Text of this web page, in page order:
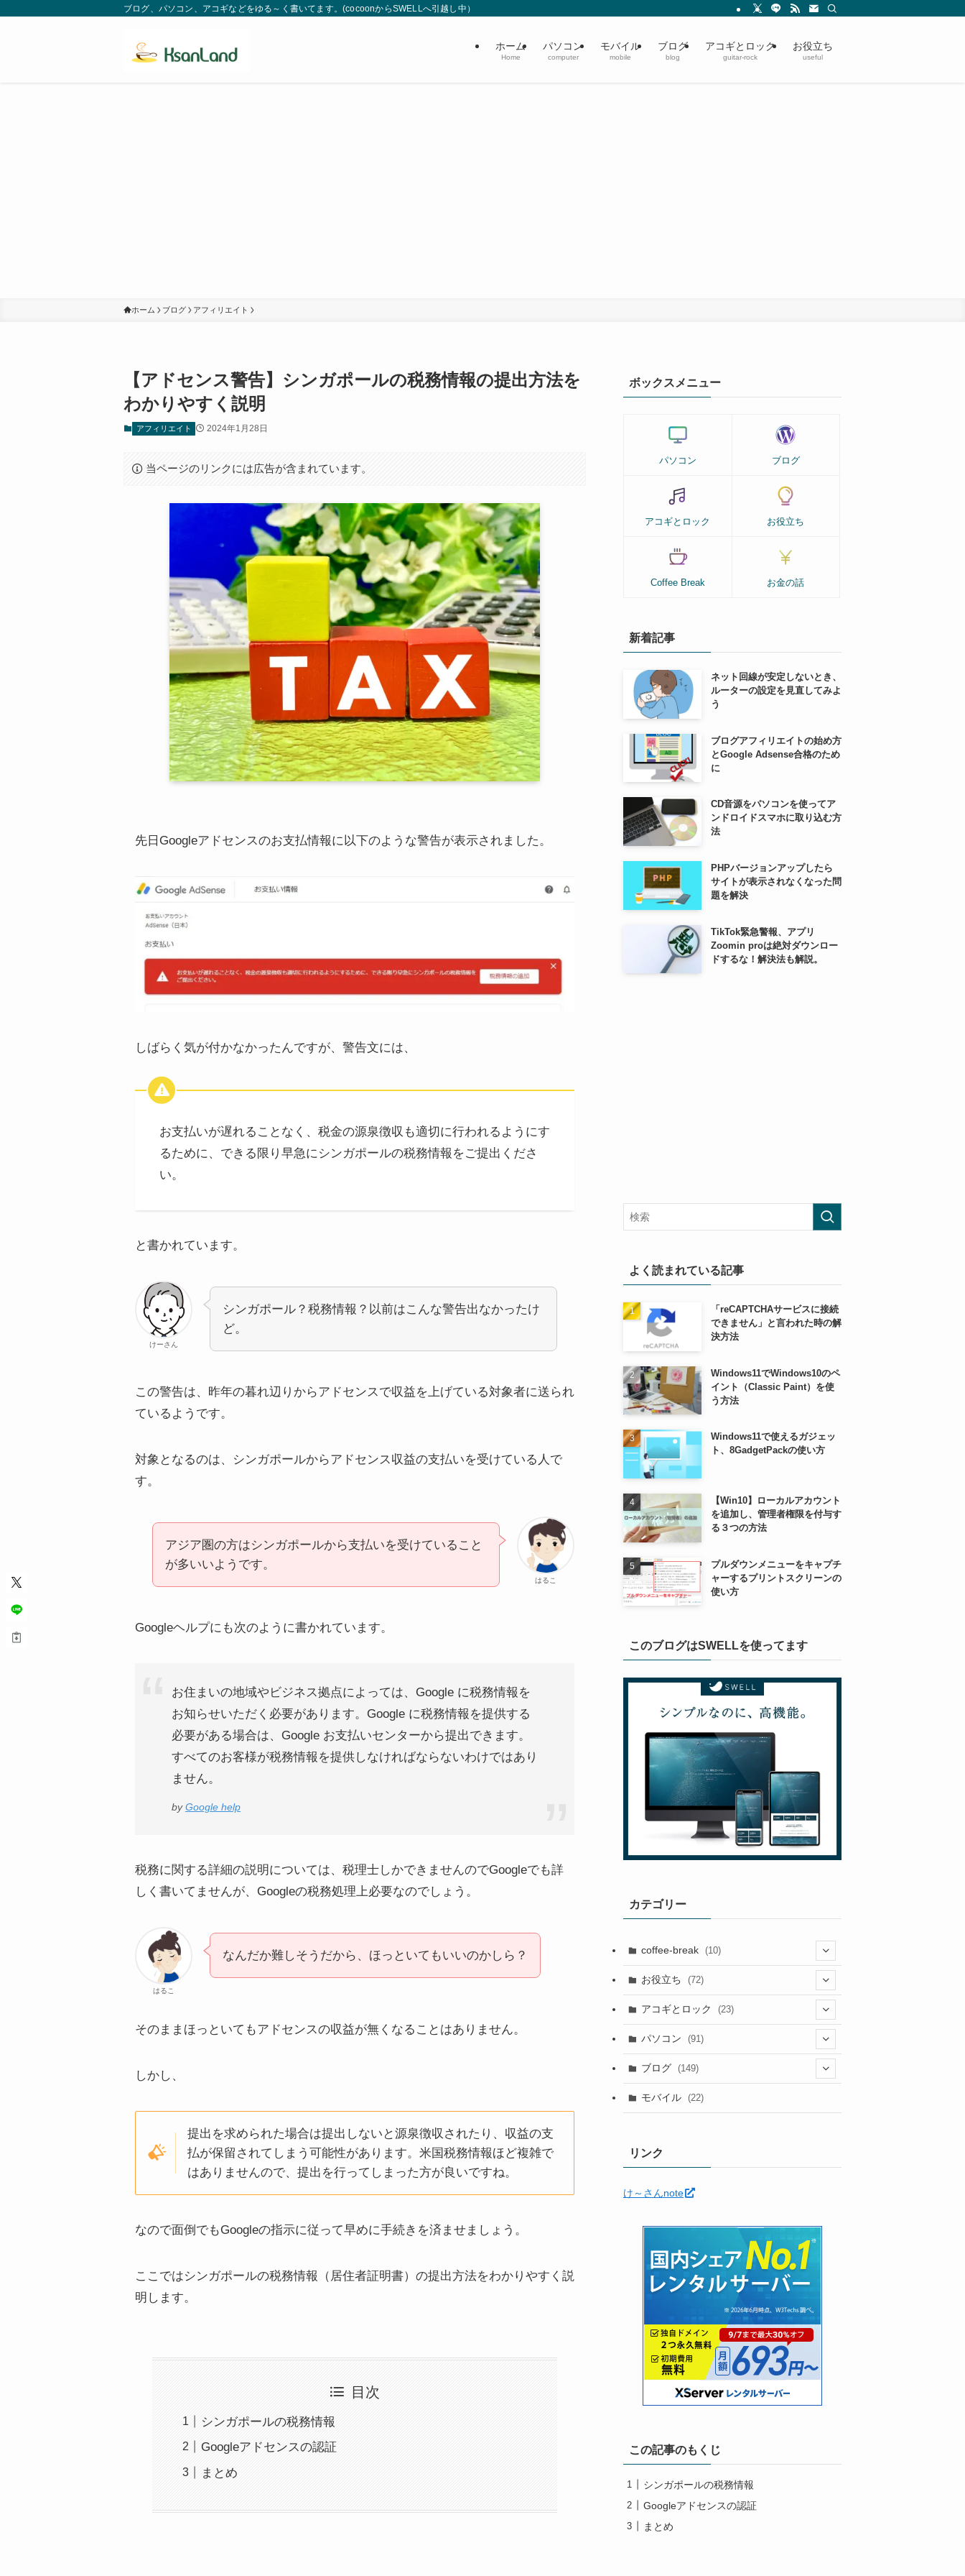
ブログ、パソコン、アコギなどをゆる～く書いてます。(cocoonからSWELLへ引越し中）
ホーム
Home
パソコン
computer
モバイル
mobile
ブログ
blog
アコギとロック
guitar-rock
お役立ち
useful
ホーム ブログ アフィリエイト
【アドセンス警告】シンガポールの税務情報の提出方法を
わかりやすく説明
アフィリエイト 2024年1月28日
当ページのリンクには広告が含まれています。
先日Googleアドセンスのお支払情報に以下のような警告が表示されました。
しばらく気が付かなかったんですが、警告文には、
お支払いが遅れることなく、税金の源泉徴収も適切に行われるようにす
るために、できる限り早急にシンガポールの税務情報をご提出くださ
い。
と書かれています。
けーさん
シンガポール？税務情報？以前はこんな警告出なかったけ
ど。
この警告は、昨年の暮れ辺りからアドセンスで収益を上げている対象者に送られ
ているようです。
対象となるのは、シンガポールからアドセンス収益の支払いを受けている人で
す。
はるこ
アジア圏の方はシンガポールから支払いを受けていること
が多いいようです。
Googleヘルプにも次のように書かれています。
お住まいの地域やビジネス拠点によっては、Google に税務情報を
お知らせいただく必要があります。Google に税務情報を提供する
必要がある場合は、Google お支払いセンターから提出できます。
すべてのお客様が税務情報を提供しなければならないわけではあり
ません。
by Google help
税務に関する詳細の説明については、税理士しかできませんのでGoogleでも詳
しく書いてませんが、Googleの税務処理上必要なのでしょう。
はるこ
なんだか難しそうだから、ほっといてもいいのかしら？
そのままほっといてもアドセンスの収益が無くなることはありません。
しかし、
提出を求められた場合は提出しないと源泉徴収されたり、収益の支
払が保留されてしまう可能性があります。米国税務情報ほど複雑で
はありませんので、提出を行ってしまった方が良いですね。
なので面倒でもGoogleの指示に従って早めに手続きを済ませましょう。
ここではシンガポールの税務情報（居住者証明書）の提出方法をわかりやすく説
明します。
目次
シンガポールの税務情報
Googleアドセンスの認証
まとめ
ボックスメニュー
パソコン ブログ
アコギとロック お役立ち
Coffee Break お金の話
新着記事
ネット回線が安定しないとき、
ルーターの設定を見直してみよ
う
ブログアフィリエイトの始め方
とGoogle Adsense合格のため
に
CD音源をパソコンを使ってア
ンドロイドスマホに取り込む方
法
PHPバージョンアップしたら
サイトが表示されなくなった問
題を解決
TikTok緊急警報、アプリ
Zoomin proは絶対ダウンロー
ドするな！解決法も解説。
よく読まれている記事
「reCAPTCHAサービスに接続
できません」と言われた時の解
決方法
Windows11でWindows10のペ
イント（Classic Paint）を使
う方法
Windows11で使えるガジェッ
ト、8GadgetPackの使い方
【Win10】ローカルアカウント
を追加し、管理者権限を付与す
る３つの方法
プルダウンメニューをキャプチ
ャーするプリントスクリーンの
使い方
このブログはSWELLを使ってます
カテゴリー
coffee-break (10)
(1)
お役立ち (72)
(12)
(5)
(5)
(6)
(6)
(2)(24)
(11)
(7)
(3)
アコギとロック (23)
(10)
パソコン (91)
(22)
(30)
ブログ (149)
(91)
モバイル (22)
リンク
け～さんnote
この記事のもくじ
シンガポールの税務情報
Googleアドセンスの認証
まとめ